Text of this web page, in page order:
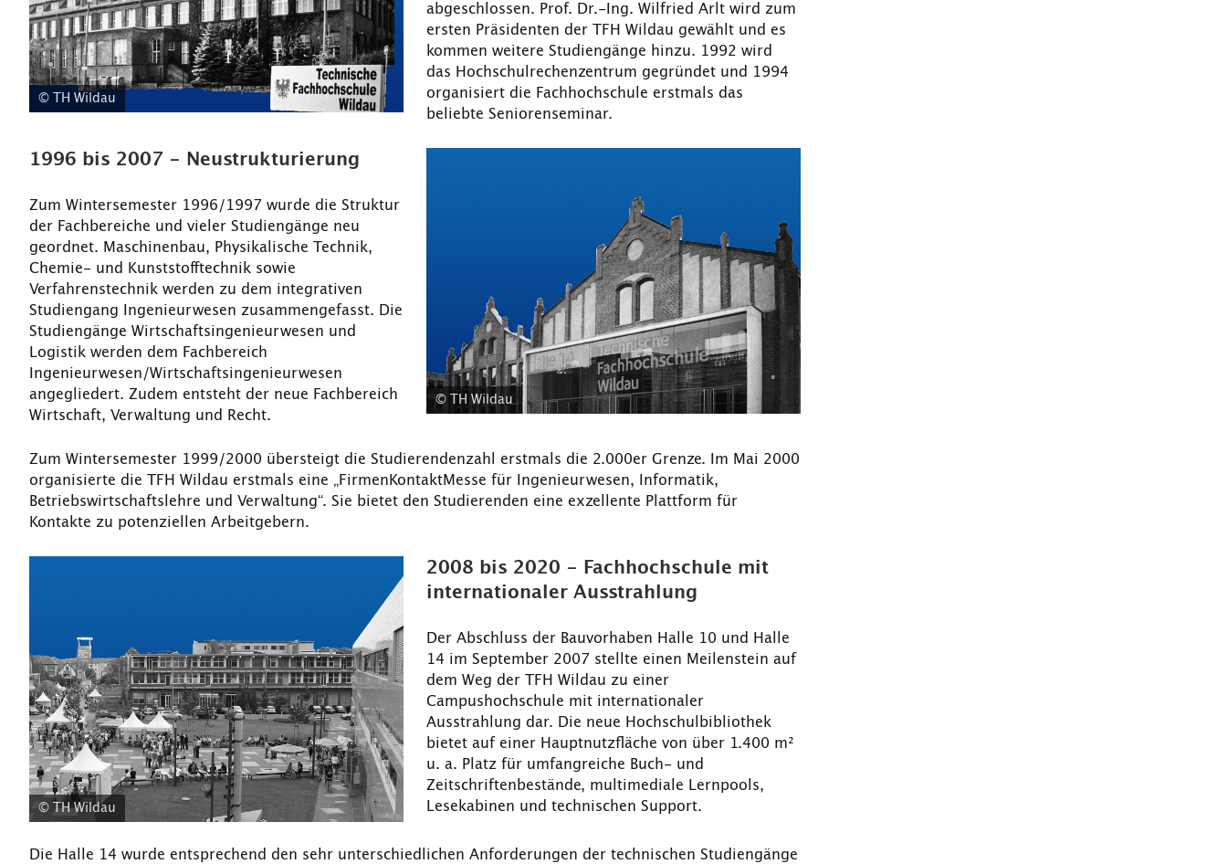
© TH Wildau
abgeschlossen. Prof. Dr.-Ing. Wilfried Arlt wird zum
ersten Präsidenten der TFH Wildau gewählt und es
kommen weitere Studiengänge hinzu. 1992 wird
das Hochschulrechenzentrum gegründet und 1994
organisiert die Fachhochschule erstmals das
beliebte Seniorenseminar.
1996 bis 2007 - Neustrukturierung
Zum Wintersemester 1996/1997 wurde die Struktur
der Fachbereiche und vieler Studiengänge neu
geordnet. Maschinenbau, Physikalische Technik,
Chemie- und Kunststofftechnik sowie
Verfahrenstechnik werden zu dem integrativen
Studiengang Ingenieurwesen zusammengefasst. Die
Studiengänge Wirtschaftsingenieurwesen und
Logistik werden dem Fachbereich
Ingenieurwesen/Wirtschaftsingenieurwesen
angegliedert. Zudem entsteht der neue Fachbereich
Wirtschaft, Verwaltung und Recht.
© TH Wildau
Zum Wintersemester 1999/2000 übersteigt die Studierendenzahl erstmals die 2.000er Grenze. Im Mai 2000
organisierte die TFH Wildau erstmals eine „FirmenKontaktMesse für Ingenieurwesen, Informatik,
Betriebswirtschaftslehre und Verwaltung“. Sie bietet den Studierenden eine exzellente Plattform für
Kontakte zu potenziellen Arbeitgebern.
© TH Wildau
2008 bis 2020 - Fachhochschule mit
internationaler Ausstrahlung
Der Abschluss der Bauvorhaben Halle 10 und Halle
14 im September 2007 stellte einen Meilenstein auf
dem Weg der TFH Wildau zu einer
Campushochschule mit internationaler
Ausstrahlung dar. Die neue Hochschulbibliothek
bietet auf einer Hauptnutzfläche von über 1.400 m²
u. a. Platz für umfangreiche Buch- und
Zeitschriftenbestände, multimediale Lernpools,
Lesekabinen und technischen Support.
Die Halle 14 wurde entsprechend den sehr unterschiedlichen Anforderungen der technischen Studiengänge